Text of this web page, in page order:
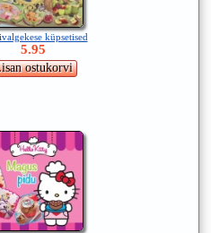
küpsetised
5.95